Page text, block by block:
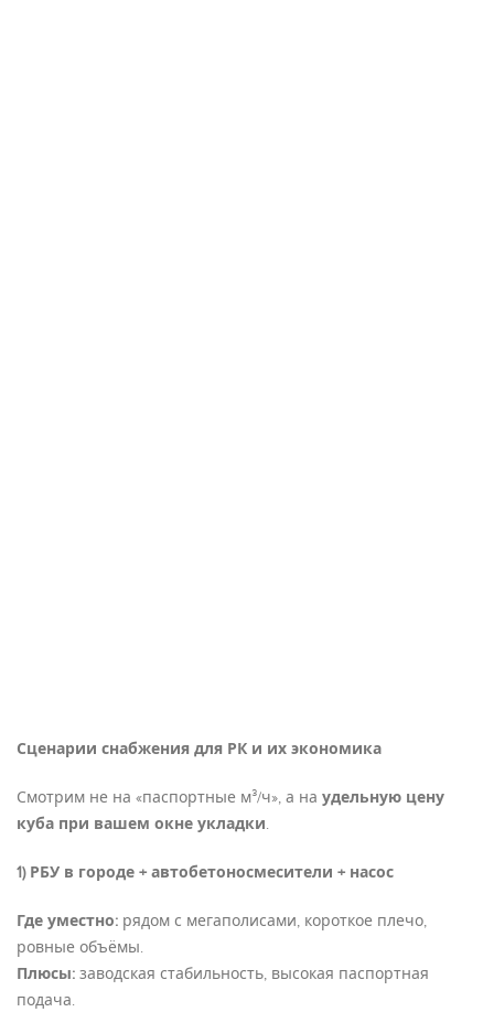
Сценарии снабжения для РК и их экономика
Смотрим не на «паспортные м³/ч», а на удельную цену
куба при вашем окне укладки.
1) РБУ в городе + автобетоносмесители + насос
Где уместно: рядом с мегаполисами, короткое плечо,
ровные объёмы.
Плюсы: заводская стабильность, высокая паспортная
подача.